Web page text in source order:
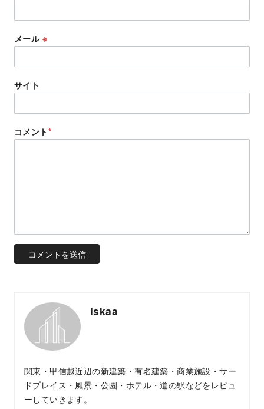
メール ※
サイト
コメント*
iskaa
関東・甲信越近辺の新建築・有名建築・商業施設・サー
ドプレイス・風景・公園・ホテル・道の駅などをレビュ
ーしていきます。